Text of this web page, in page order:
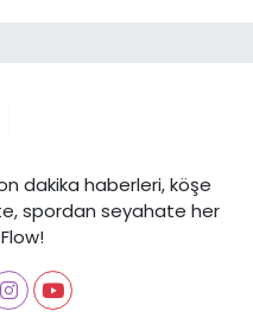
dakika haberleri, köşe
spordan seyahate her